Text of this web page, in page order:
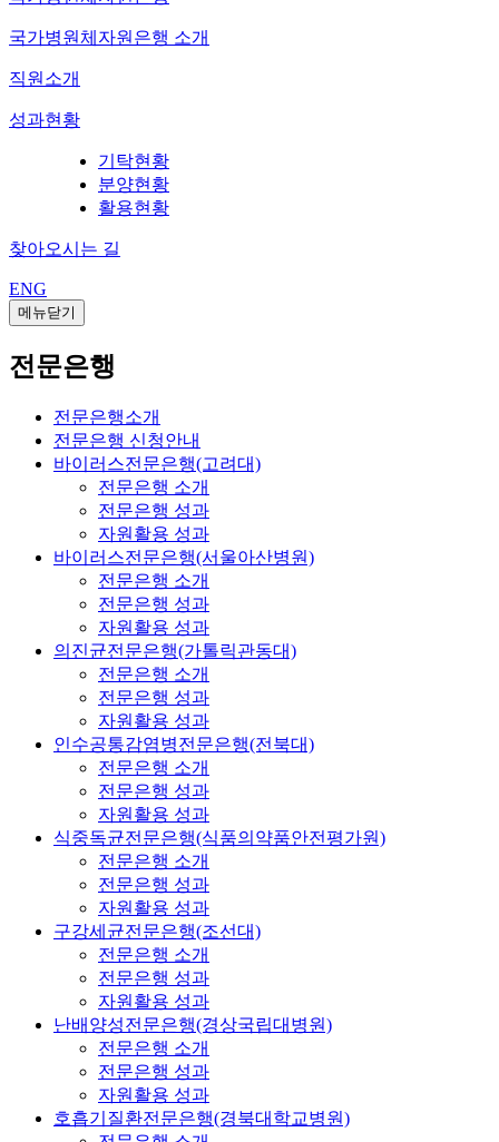
국가병원체자원은행 소개
직원소개
성과현황
기탁현황
분양현황
활용현황
찾아오시는 길
ENG
메뉴닫기
전문은행
전문은행소개
전문은행 신청안내
바이러스전문은행(고려대)
전문은행 소개
전문은행 성과
자원활용 성과
바이러스전문은행(서울아산병원)
전문은행 소개
전문은행 성과
자원활용 성과
의진균전문은행(가톨릭관동대)
전문은행 소개
전문은행 성과
자원활용 성과
인수공통감염병전문은행(전북대)
전문은행 소개
전문은행 성과
자원활용 성과
식중독균전문은행(식품의약품안전평가원)
전문은행 소개
전문은행 성과
자원활용 성과
구강세균전문은행(조선대)
전문은행 소개
전문은행 성과
자원활용 성과
난배양성전문은행(경상국립대병원)
전문은행 소개
전문은행 성과
자원활용 성과
호흡기질환전문은행(경북대학교병원)